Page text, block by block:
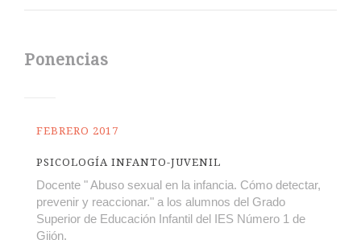
Ponencias
FEBRERO 2017
PSICOLOGÍA INFANTO-JUVENIL
Docente " Abuso sexual en la infancia. Cómo detectar,
prevenir y reaccionar." a los alumnos del Grado
Superior de Educación Infantil del IES Número 1 de
Gijón.